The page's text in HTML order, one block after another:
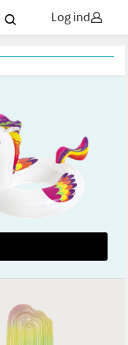
Log ind